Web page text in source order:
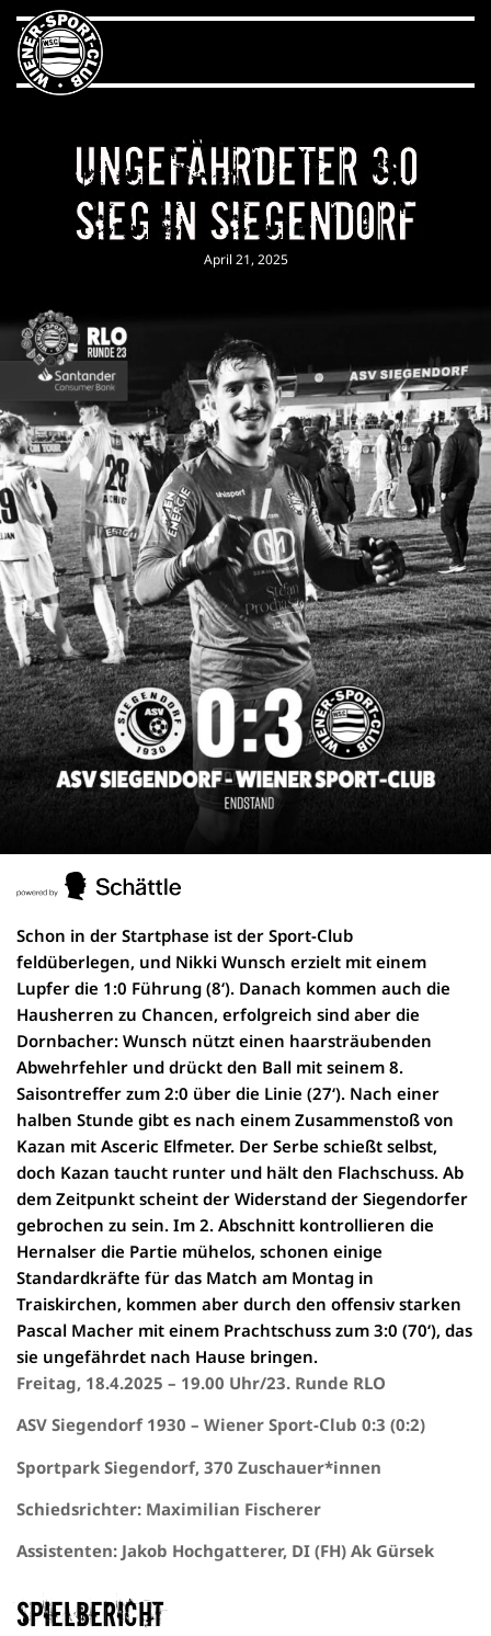
Ungefährdeter 3:0
Sieg in Siegendorf
April 21, 2025
Schon in der Startphase ist der Sport-Club
feldüberlegen, und Nikki Wunsch erzielt mit einem
Lupfer die 1:0 Führung (8‘). Danach kommen auch die
Hausherren zu Chancen, erfolgreich sind aber die
Dornbacher: Wunsch nützt einen haarsträubenden
Abwehrfehler und drückt den Ball mit seinem 8.
Saisontreffer zum 2:0 über die Linie (27‘). Nach einer
halben Stunde gibt es nach einem Zusammenstoß von
Kazan mit Asceric Elfmeter. Der Serbe schießt selbst,
doch Kazan taucht runter und hält den Flachschuss. Ab
dem Zeitpunkt scheint der Widerstand der Siegendorfer
gebrochen zu sein. Im 2. Abschnitt kontrollieren die
Hernalser die Partie mühelos, schonen einige
Standardkräfte für das Match am Montag in
Traiskirchen, kommen aber durch den offensiv starken
Pascal Macher mit einem Prachtschuss zum 3:0 (70‘), das
sie ungefährdet nach Hause bringen.
Freitag, 18.4.2025 – 19.00 Uhr/23. Runde RLO
ASV Siegendorf 1930 – Wiener Sport-Club 0:3 (0:2)
Sportpark Siegendorf, 370 Zuschauer*innen
Schiedsrichter: Maximilian Fischerer
Assistenten: Jakob Hochgatterer, DI (FH) Ak Gürsek
Spielbericht